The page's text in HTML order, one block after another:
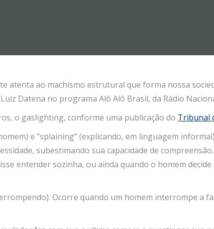
atenta ao machismo estrutural que forma nossa
Datena no programa Alô Alô Brasil, da Rádio
o gaslighting, conforme uma publicação do Tribunal
e “splaining” (explicando, em linguagem
subestimando sua capacidade de
entender sozinha, ou ainda quando o homem
Ocorre quando um homem interrompe a